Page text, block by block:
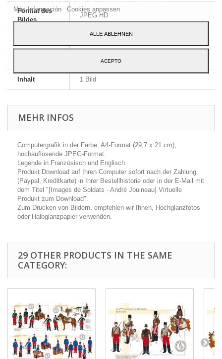
Format des
Bildes
JPEG HD
Englisch und Französisch
Inhalt 1 Bild
MEHR INFOS
Computergrafik in der Farbe, A4-Format (29,7 x 21 cm),
hochauflösende JPEG-Format.
Legende in Französisch und Englisch.
Produkt Download auf Ihren Computer sofort nach der Zahlung
(Paypal, Kreditkarte) in Ihrer Bestellhistorie oder in der E-Mail mit
dem Titel "[Images de Soldats - André Jouineau] Virtuelle
Produkt zum Download".
Zum Drucken von Bildern, empfehlen wir Ihnen, Hochglanzfotos
oder Halbglanzpapier verwenden.
29 OTHER PRODUCTS IN THE SAME
CATEGORY:
Más Información
Cookies anpassen
ALLE ABLEHNEN
ACEPTO